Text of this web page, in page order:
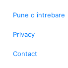
Pune o întrebare
Privacy
Contact